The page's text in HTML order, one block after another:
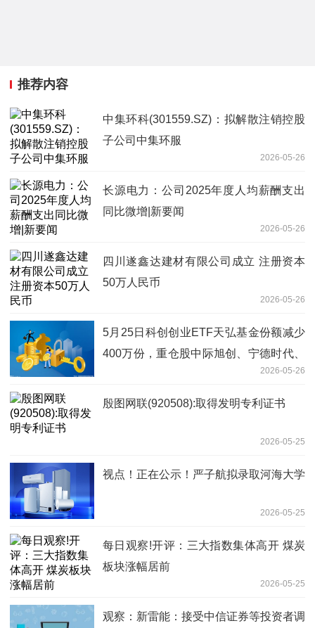
推荐内容
中集环科(301559.SZ)：拟解散注销控股
子公司中集环服
2026-05-26
长源电力：公司2025年度人均薪酬支出
同比微增|新要闻
2026-05-26
四川遂鑫达建材有限公司成立 注册资本
50万人民币
2026-05-26
5月25日科创创业ETF天弘基金份额减少
400万份，重仓股中际旭创、宁德时代、
2026-05-26
殷图网联(920508):取得发明专利证书
2026-05-25
视点！正在公示！严子航拟录取河海大学
2026-05-25
每日观察!开评：三大指数集体高开 煤炭
板块涨幅居前
2026-05-25
观察：新雷能：接受中信证券等投资者调